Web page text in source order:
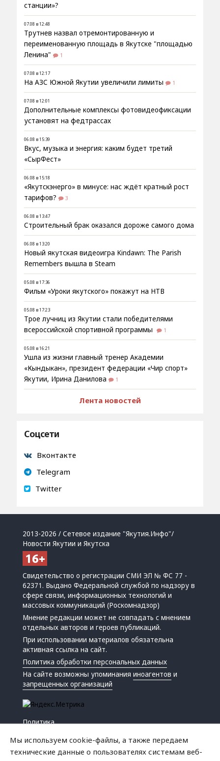
станции»?
07.08 в 12:48
Трутнев назвал отремонтированную и
переименованную площадь в Якутске "площадью
Ленина"
1
07.08 в 12:17
На АЗС Южной Якутии увеличили лимиты 1
07.08 в 12:01
Дополнительные комплексы фотовидеофиксации
установят на федтрассах
06.08 в 15:39
Вкус, музыка и энергия: каким будет третий
«СырФест»
06.08 в 15:18
«Якутскэнерго» в минусе: нас ждёт кратный рост
тарифов?
3
06.08 в 13:47
Строительный брак оказался дороже самого дома
06.08 в 13:20
Новый якутская видеоигра Kindawn: The Parish
Remembers вышла в Steam
05.08 в 17:36
Фильм «Уроки якутского» покажут на НТВ
05.08 в 17:23
Трое лучниц из Якутии стали победителями
всероссийской спортивной программы
1
05.08 в 16:21
Ушла из жизни главный тренер Академии
«Кындыкан», президент федерации «Чир спорт»
Якутии, Ирина Данилова
1
Лента новостей
Соцсети
Вконтакте
Telegram
Twitter
2013-2026 / Сетевое издание "Якутия.Инфо"/
Новости Якутии и Якутска
Свидетельство о регистрации СМИ ЭЛ № ФС 77 -
62371. Выдано Федеральной службой по надзору в
сфере связи, информационных технологий и
массовых коммуникаций (Роскомнадзор)
Мнение редакции может не совпадать с мнением
отдельных авторов и героев публикаций.
При использовании материалов обязательна
активная ссылка на сайт.
Политика обработки персональных данных
На сайте возможны упоминанияиноагентов и
запрещенных организаций
Политика
Мы используем cookie-файлы, а также передаем
технические данные о пользователях системам веб-